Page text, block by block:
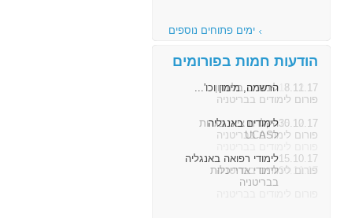
ימים פתוחים נוספים
הודעות חמות בפורומים
8.11.17 הרשמה, מימון וכו'...
פורום לימודים בבריטניה
30.10.17לימודים באנגליה
פורום לימודים בבריטניה
15.10.17לימודי רפואה באנגליה
פורום לימודים בבריטניה